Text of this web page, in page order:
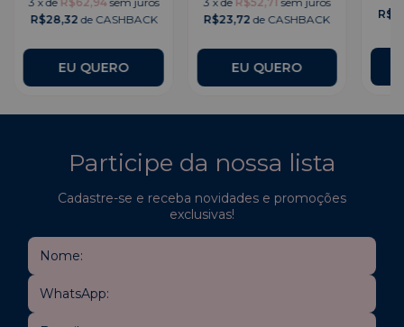
R$28,32 de CASHBACK
EU QUERO
R$23,72 de CASHBACK
EU QUERO
Participe da nossa lista
Cadastre-se e receba novidades e promoções
exclusivas!